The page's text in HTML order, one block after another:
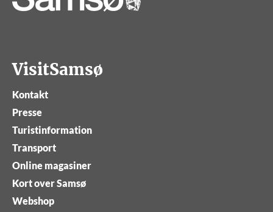
VisitSamsø
Kontakt
Presse
Turistinformation
Transport
Online magasiner
Kort over Samsø
Webshop